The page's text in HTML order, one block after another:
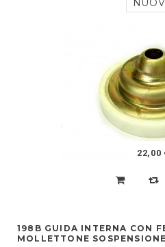
22,00
198B GUIDA INTERNA CON
MOLLETTONE